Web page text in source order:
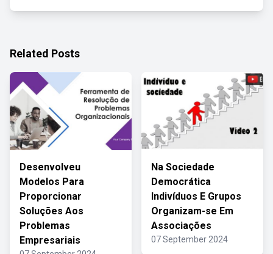
Related Posts
Desenvolveu
Modelos Para
Proporcionar
Soluções Aos
Problemas
Empresariais
Na Sociedade
Democrática
Indivíduos E Grupos
Organizam-se Em
Associações
07 September 2024